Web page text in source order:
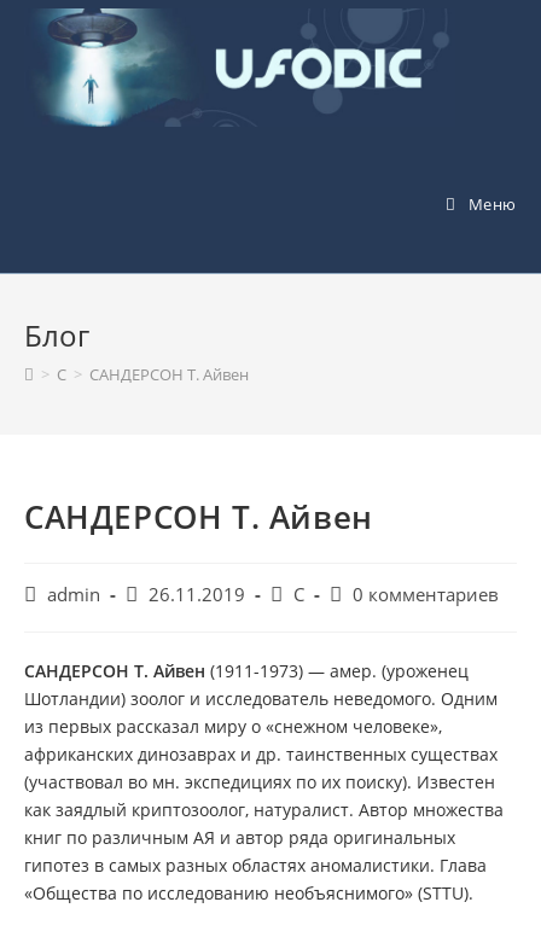
Перейти
содержимому
Меню
Блог
> С > САНДЕРСОН Т. Айвен
САНДЕРСОН Т. Айвен
Авторadmin
Запись
26.11.2019
Рубрика
С
Комментарии
0 комментариев
САНДЕРСОН Т. Айвен (1911-1973) — амер. (уроженец
Шотландии) зоолог и исследователь неведомого. Одним
из первых рассказал миру о «снежном человеке»,
африканских динозаврах и др. таинственных существах
(участвовал во мн. экспедициях по их поиску). Известен
как заядлый криптозоолог, натуралист. Автор множества
книг по различным АЯ и автор ряда оригинальных
гипотез в самых разных областях аномалистики. Глава
«Общества по исследованию необъяснимого» (STTU).